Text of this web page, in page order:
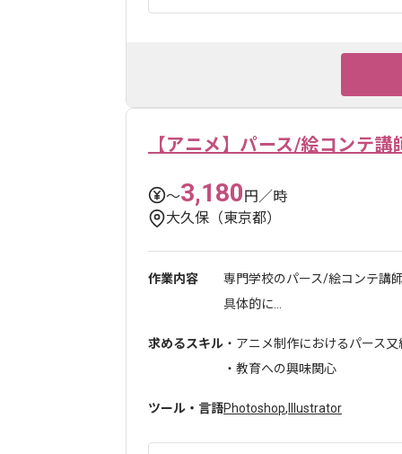
【アニメ】パース/絵コンテ講
〜3,180円／時
大久保（東京都）
作業内容
専門学校のパース/絵コンテ講
具体的に...
求めるスキル ・アニメ制作におけるパース
・教育への興味関心
ツール・言語Photoshop, Illustrator